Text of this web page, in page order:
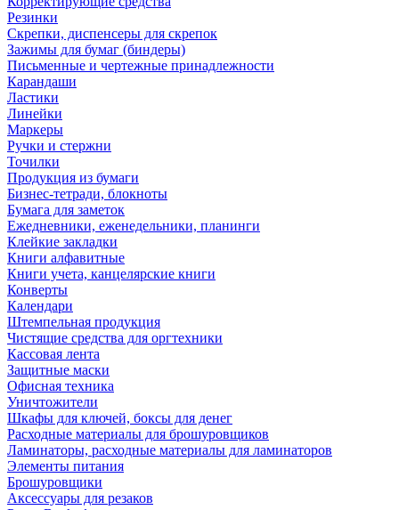
Резинки
Скрепки, диспенсеры для скрепок
Зажимы для бумаг (биндеры)
Письменные и чертежные принадлежности
Карандаши
Ластики
Линейки
Маркеры
Ручки и стержни
Точилки
Продукция из бумаги
Бизнес-тетради, блокноты
Бумага для заметок
Ежедневники, еженедельники, планинги
Клейкие закладки
Книги алфавитные
Книги учета, канцелярские книги
Конверты
Календари
Штемпельная продукция
Чистящие средства для оргтехники
Кассовая лента
Защитные маски
Офисная техника
Уничтожители
Шкафы для ключей, боксы для денег
Расходные материалы для брошуровщиков
Ламинаторы, расходные материалы для ламинаторов
Элементы питания
Брошуровщики
Аксессуары для резаков